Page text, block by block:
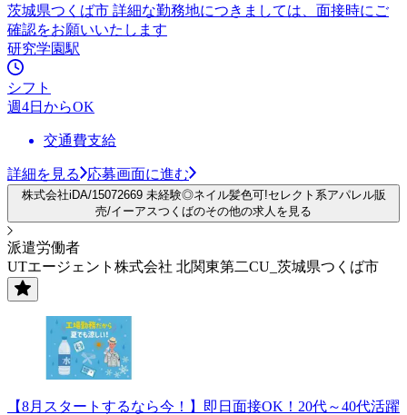
茨城県つくば市 詳細な勤務地につきましては、面接時にご
確認をお願いいたします
研究学園駅
シフト
週4日からOK
交通費支給
詳細を見る 応募画面に進む
株式会社iDA/15072669 未経験◎ネイル髪色可!セレクト系アパレル販
売/イーアスつくばのその他の求人を見る
派遣労働者
UTエージェント株式会社 北関東第二CU_茨城県つくば市
【8月スタートするなら今！】即日面接OK！20代～40代活躍